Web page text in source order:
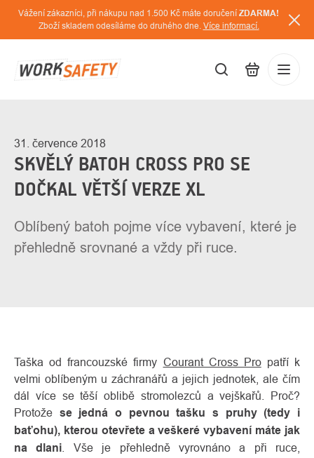
Přejít
obsah
Vážení zákazníci, při nákupu nad 1.500 Kč máte doručení ZDARMA!
Zboží skladem odesíláme do druhého dne. Více informací.
31. července 2018
SKVĚLÝ BATOH CROSS PRO SE
DOČKAL VĚTŠÍ VERZE XL
Oblíbený batoh pojme více vybavení, které je
přehledně srovnané a vždy při ruce.
Taška od francouzské firmy Courant Cross Propatří k
velmi oblíbeným u záchranářů a jejich jednotek, ale čím
dál více se těší oblibě stromolezců a vejškařů. Proč?
Protože se jedná o pevnou tašku s pruhy (tedy i
baťohu), kterou otevřete a veškeré vybavení máte jak
na dlani . Vše je přehledně vyrovnáno a při ruce,